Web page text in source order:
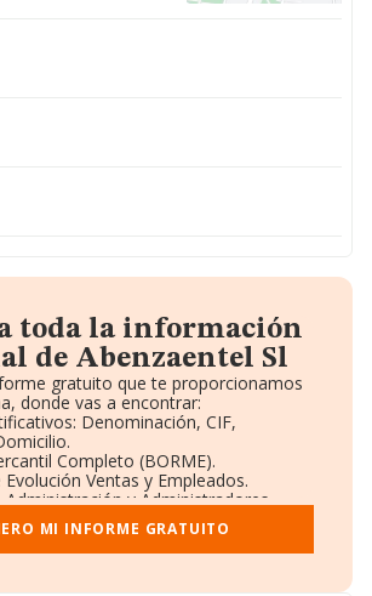
toda la información
de Abenzaentel Sl
gratuito que te proporcionamos
donde vas a encontrar:
Denominación, CIF,
Completo (BORME).
Ventas y Empleados.
Administración y Administradores.
Ejecutivos.
y Vinculaciones en otras empresas.
MI INFORME GRATUITO